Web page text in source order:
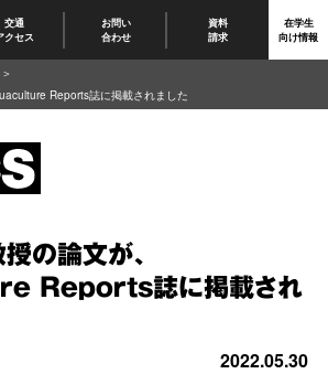
交通
クセス
お問い
合わせ
資料
請求
在学生
向け情報
の論文が、
Reports誌に掲載され
2022.05.30
Reports誌に掲載されました